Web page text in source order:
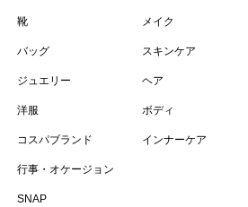
靴
バッグ
ジュエリー
洋服
コスパブランド
行事・オケージョン
SNAP
メイク
スキンケア
ヘア
ボディ
インナーケア